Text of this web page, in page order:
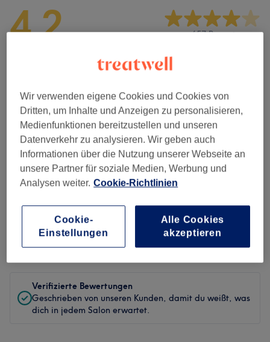
4.2 657 Bewertungen
Sauberkeit
Service
Bewertungen filtern
Behandlung Alle Bewertungen
Bewertung Nach Sternen filtern
Verifizierte Bewertungen
Geschrieben von unseren Kunden, damit du weißt, was
dich in jedem Salon erwartet.
Wir verwenden eigene Cookies und Cookies von
Dritten, um Inhalte und Anzeigen zu personalisieren,
Medienfunktionen bereitzustellen und unseren
Datenverkehr zu analysieren. Wir geben auch
Informationen über die Nutzung unserer Webseite an
unsere Partner für soziale Medien, Werbung und
Analysen weiter. Cookie-Richtlinien
Alle Cookies
akzeptieren
Cookie-
Einstellungen